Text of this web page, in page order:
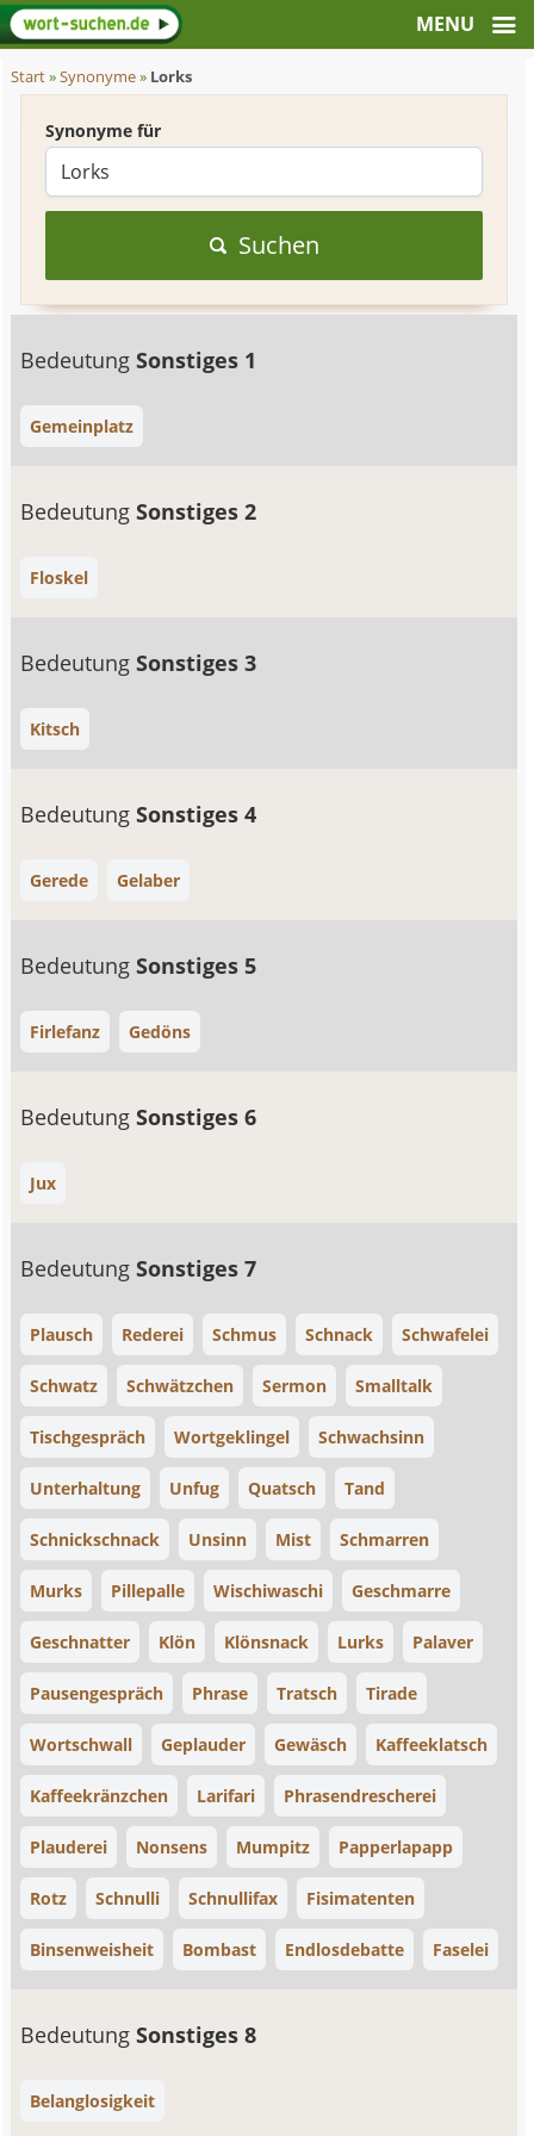
Start»Synonyme» Lorks
Synonyme für
Suchen
BedeutungSonstiges 1
Gemeinplatz
BedeutungSonstiges 2
Floskel
BedeutungSonstiges 3
Kitsch
BedeutungSonstiges 4
Gerede Gelaber
BedeutungSonstiges 5
Firlefanz Gedöns
BedeutungSonstiges 6
Jux
BedeutungSonstiges 7
Plausch Rederei Schmus Schnack Schwafelei
Schwatz Schwätzchen Sermon Smalltalk
Tischgespräch Wortgeklingel Schwachsinn
Unterhaltung Unfug Quatsch Tand
Schnickschnack Unsinn Mist Schmarren
Murks Pillepalle Wischiwaschi Geschmarre
Geschnatter Klön Klönsnack Lurks Palaver
Pausengespräch Phrase Tratsch Tirade
Wortschwall Geplauder Gewäsch Kaffeeklatsch
Kaffeekränzchen Larifari Phrasendrescherei
Plauderei Nonsens Mumpitz Papperlapapp
Rotz Schnulli Schnullifax Fisimatenten
Binsenweisheit Bombast Endlosdebatte Faselei
BedeutungSonstiges 8
Belanglosigkeit